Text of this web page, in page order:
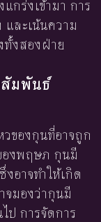
กร่งเข้ามา การ
และเน้นความ
ทั้งสองฝ่าย
มพันธ์
ของกุนที่อาจถูก
องพฤษภ กุนมี
อาจทำให้เกิด
จมองว่ากุนมี
ป การจัดการ